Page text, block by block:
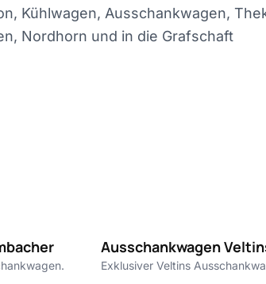
Kühlwagen, Ausschankwagen,
Nordhorn und in die Grafschaft
200 € Ausschankwagen
Exklusiver Veltins